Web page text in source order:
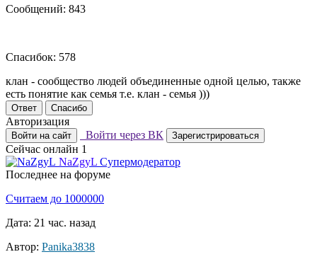
Сообщений: 843
Спасибок: 578
клан - сообщество людей объединенные одной целью, также
есть понятие как семья т.е. клан - семья )))
Ответ Спасибо
Авторизация
Войти на сайт Войти через ВК Зарегистрироваться
Сейчас онлайн 1
NaZgyL Супермодератор
Последнее на форуме
Считаем до 1000000
Дата: 21 час. назад
Автор: Panika3838